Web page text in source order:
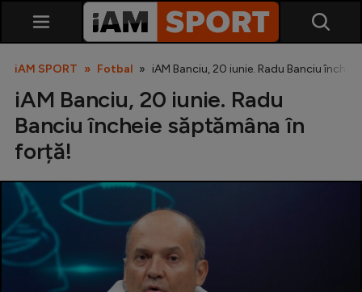
SuperLiga
Cupa României
iAM SPORT Fotbal iAM Banciu, 20 iunie. Radu Banciu
iAM Banciu, 20 iunie. Radu
Banciu încheie săptămâna în
forță!